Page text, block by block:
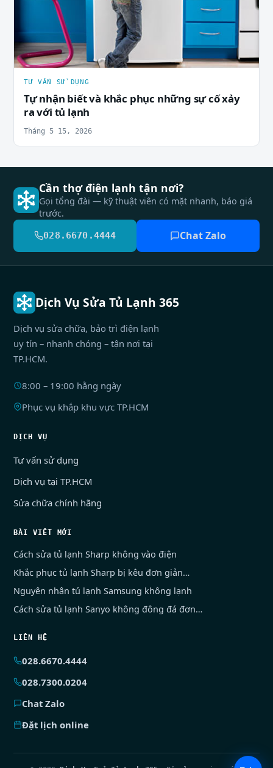
TƯ VẤN SỬ DỤNG
Tự nhận biết và khắc phục những sự cố xảy
ra với tủ lạnh
Tháng 5 15, 2026
Cần thợ điện lạnh tận nơi?
Gọi tổng đài — kỹ thuật viên có mặt nhanh, báo giá
trước.
028.6670.4444 Chat Zalo
Dịch Vụ Sửa Tủ Lạnh 365
Dịch vụ sửa chữa, bảo trì điện lạnh
uy tín – nhanh chóng – tận nơi tại
TP.HCM.
8:00 – 19:00 hằng ngày
Phục vụ khắp khu vực TP.HCM
DỊCH VỤ
Tư vấn sử dụng
Dịch vụ tại TP.HCM
Sửa chữa chính hãng
BÀI VIẾT MỚI
Cách sửa tủ lạnh Sharp không vào điện
Khắc phục tủ lạnh Sharp bị kêu đơn giản…
Nguyên nhân tủ lạnh Samsung không lạnh
Cách sửa tủ lạnh Sanyo không đông đá đơn…
LIÊN HỆ
028.6670.4444
028.7300.0204
Chat Zalo
Đặt lịch online